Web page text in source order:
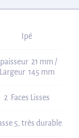
Ipé
21 mm /
Largeur 145 mm
2 Faces Lisses
5, très durable